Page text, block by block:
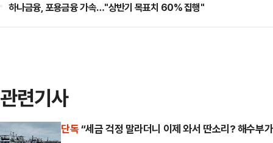
하나금융, 포용금융 가속…"상반기 목표치 60% 집행"
관련기사
단독“세금 걱정 말라더니 이제 와서 딴소리? 해수부